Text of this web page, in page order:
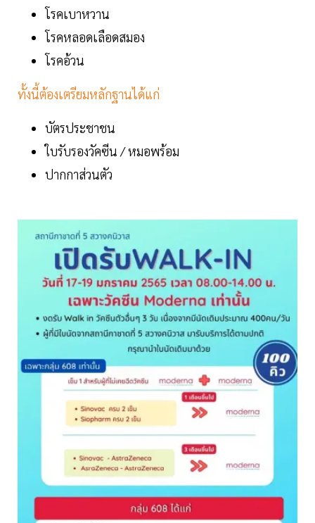
โรคเบาหวาน
โรคหลอดเลือดสมอง
โรคอ้วน
ทั้งนี้ต้องเตรียมหลักฐานได้แก่
บัตรประชาชน
ใบรับรองวัคซีน / หมอพร้อม
ปากกาส่วนตัว